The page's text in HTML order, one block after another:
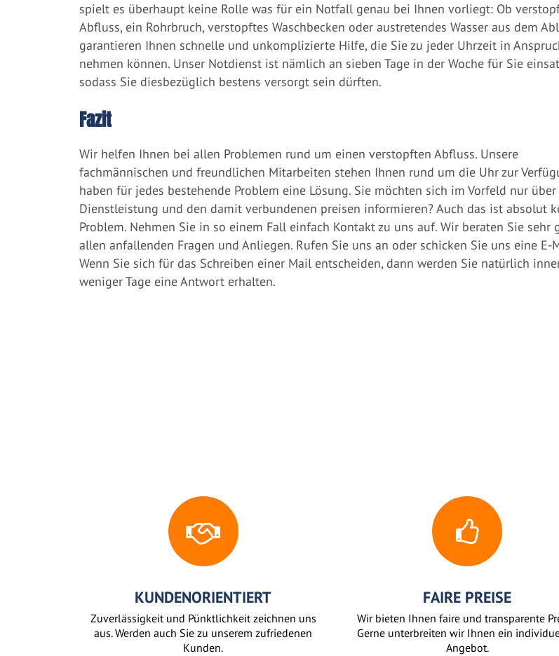
spielt es überhaupt keine Rolle was für ein Notfall genau bei Ihnen vorliegt: Ob
Abfluss, ein Rohrbruch, verstopftes Waschbecken oder austretendes Wasser aus dem
garantieren Ihnen schnelle und unkomplizierte Hilfe, die Sie zu jeder Uhrzeit in
nehmen können. Unser Notdienst ist nämlich an sieben Tage in der Woche für Sie
sodass Sie diesbezüglich bestens versorgt sein dürften.
Fazit
Wir helfen Ihnen bei allen Problemen rund um einen verstopften Abfluss. Unsere
fachmännischen und freundlichen Mitarbeiten stehen Ihnen rund um die Uhr zur
haben für jedes bestehende Problem eine Lösung. Sie möchten sich im Vorfeld nur
Dienstleistung und den damit verbundenen preisen informieren? Auch das ist absolut
Problem. Nehmen Sie in so einem Fall einfach Kontakt zu uns auf. Wir beraten Sie sehr
allen anfallenden Fragen und Anliegen. Rufen Sie uns an oder schicken Sie uns eine E-
Wenn Sie sich für das Schreiben einer Mail entscheiden, dann werden Sie natürlich
weniger Tage eine Antwort erhalten.
KUNDENORIENTIERT
Zuverlässigkeit und Pünktlichkeit zeichnen uns
aus. Werden auch Sie zu unserem zufriedenen
Kunden.
FAIRE PREISE
Wir bieten Ihnen faire und transparente
Gerne unterbreiten wir Ihnen ein
Angebot.